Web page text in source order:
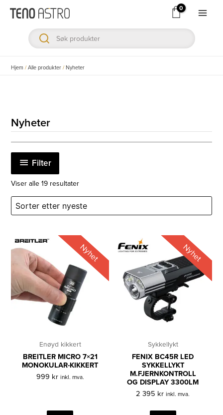
Hopp
innholdet
Hjem /Alle produkter /Nyheter
Nyheter
Viser alle 19 resultaterSortert
siste
Filter
Nyhet
Enøyd kikkert
BREITLER MICRO 7×21
MONOKULAR-KIKKERT
999 kr inkl. mva.
Nyhet
Sykkellykt
FENIX BC45R LED
SYKKELLYKT
M.FJERNKONTROLL
OG DISPLAY 3300LM
2 395 kr inkl. mva.